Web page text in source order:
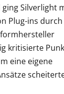
Silverlight
Plug-ins durch
kritisierte
eine eigene